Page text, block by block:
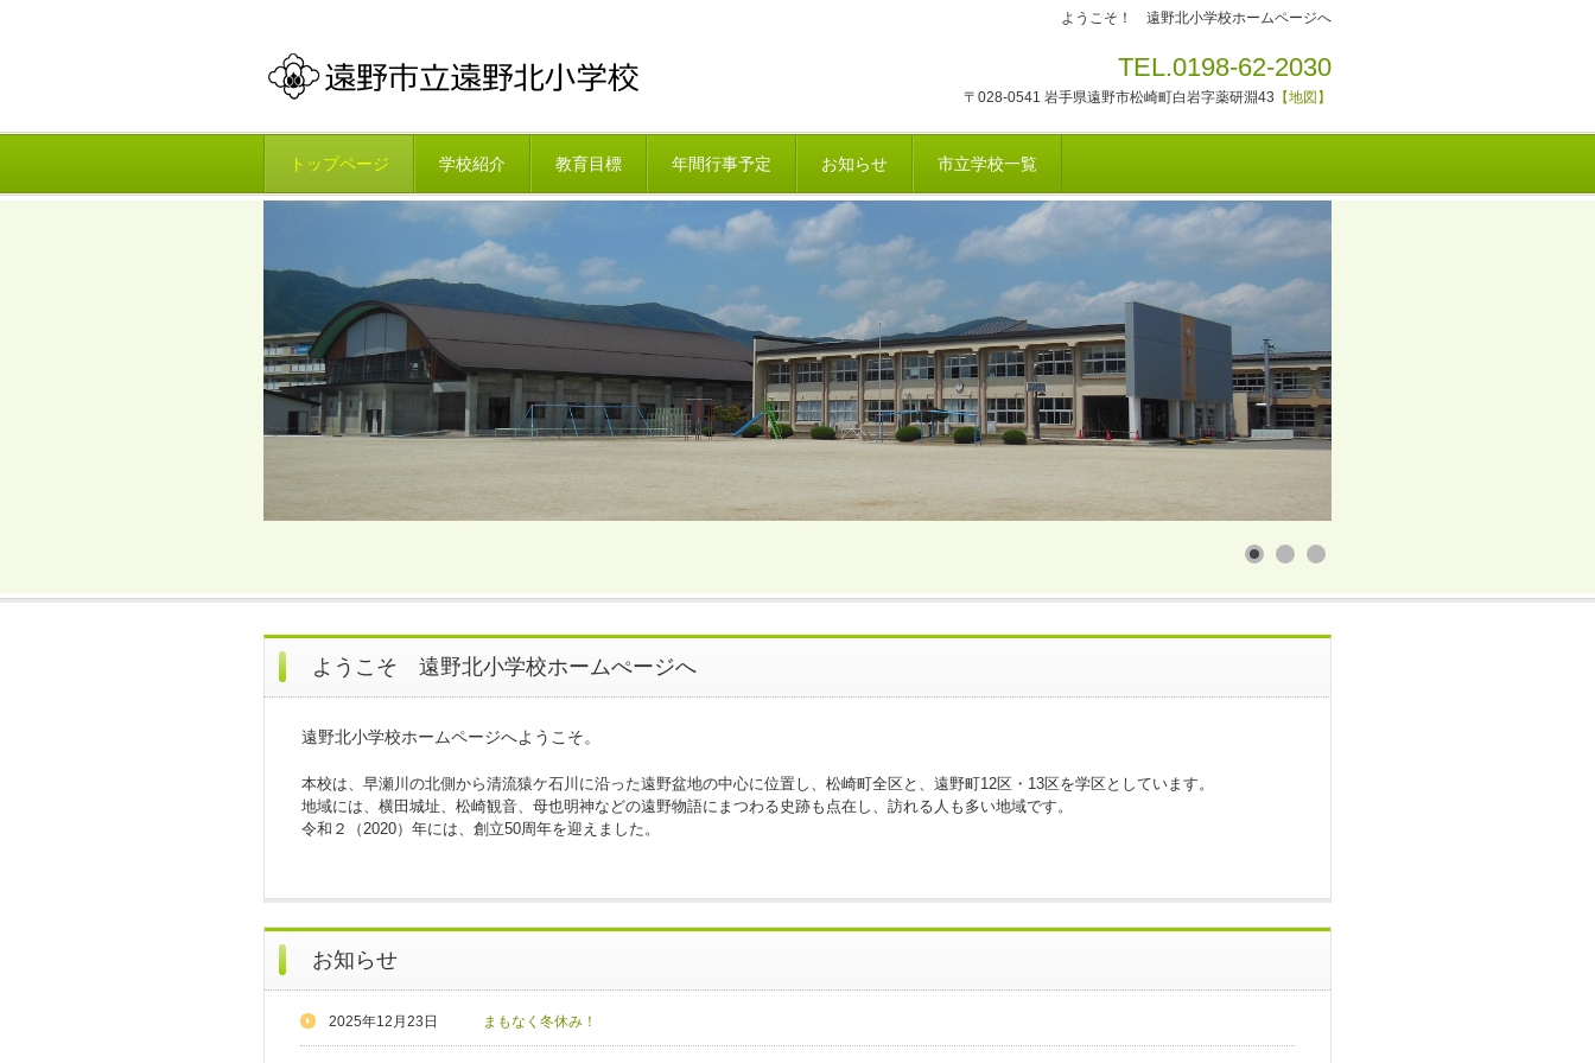
ようこそ！ 遠野北小学校ホームページへ
TEL.0198-62-2030
〒028-0541 岩手県遠野市松崎町白岩字薬研淵43 【地図】
トップページ 学校紹介 教育目標 年間行事予定 お知らせ 市立学校一覧
ようこそ 遠野北小学校ホームぺージへ
遠野北小学校ホームページへようこそ。
本校は、早瀬川の北側から清流猿ケ石川に沿った遠野盆地の中心に位置し、松崎町全区と、遠野町12区・13区を学区としています。
地域には、横田城址、松崎観音、母也明神などの遠野物語にまつわる史跡も点在し、訪れる人も多い地域です。
令和２（2020）年には、創立50周年を迎えました。
お知らせ
2025年12月23日 まもなく冬休み！